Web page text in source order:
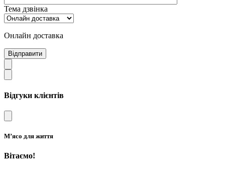
Тема дзвінка
Онлайн доставка
Відправити
Відгуки клієнтів
М’ясо для життя
Вітаємо!